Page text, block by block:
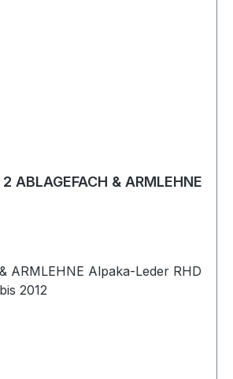
2 ABLAGEFACH & ARMLEHNE
ARMLEHNE Alpaka-Leder RHD
2012